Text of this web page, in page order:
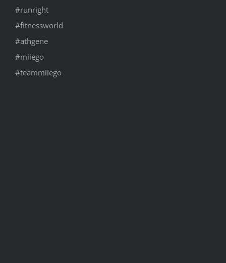
#runright
#fitnessworld
#athgene
#miiego
#teammiiego